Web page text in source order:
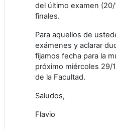
del último examen
finales.
Para aquellos de
exámenes y aclarar
fijamos fecha para la
próximo miércoles 29/
de la Facultad.
Saludos,
Flavio